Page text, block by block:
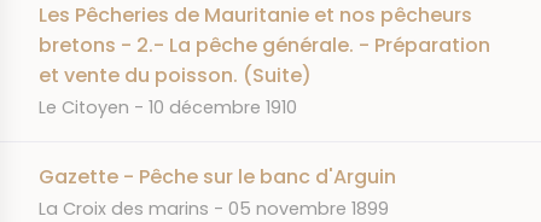
Les Pêcheries de Mauritanie et nos pêcheurs
bretons - 2.- La pêche générale. - Préparation
et vente du poisson. (Suite)
JOURNAL
Le Citoyen DATE
10 décembre 1910
Gazette - Pêche sur le banc d'Arguin
JOURNAL
La Croix des marins DATE
05 novembre 1899